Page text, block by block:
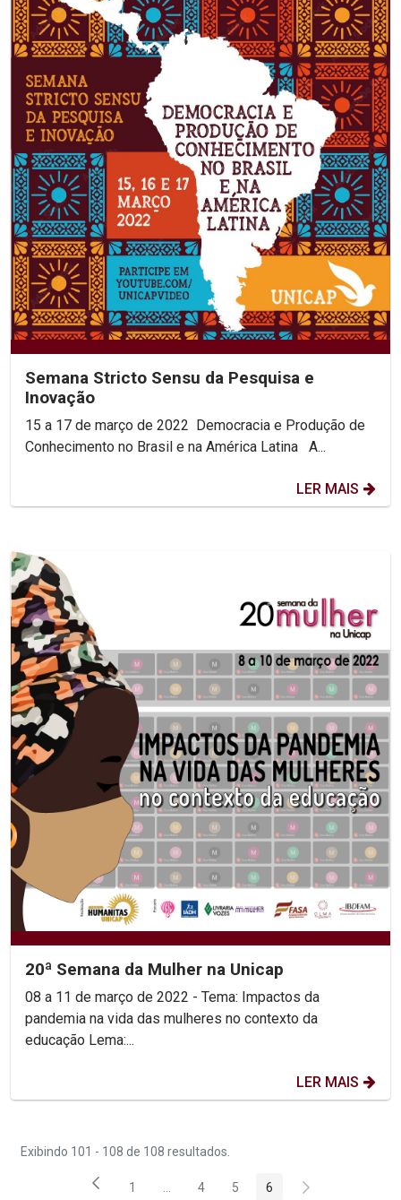
Semana Stricto Sensu da Pesquisa e
Inovação
15 a 17 de março de 2022 Democracia e Produção de
Conhecimento no Brasil e na América Latina A...
LER MAIS
20ª Semana da Mulher na Unicap
08 a 11 de março de 2022 - Tema: Impactos da
pandemia na vida das mulheres no contexto da
educação Lema:...
LER MAIS
Exibindo 101 - 108 de 108 resultados.
Página
1 Páginas intermediárias Usar ABA para
Página
4 Página
5 Página
6